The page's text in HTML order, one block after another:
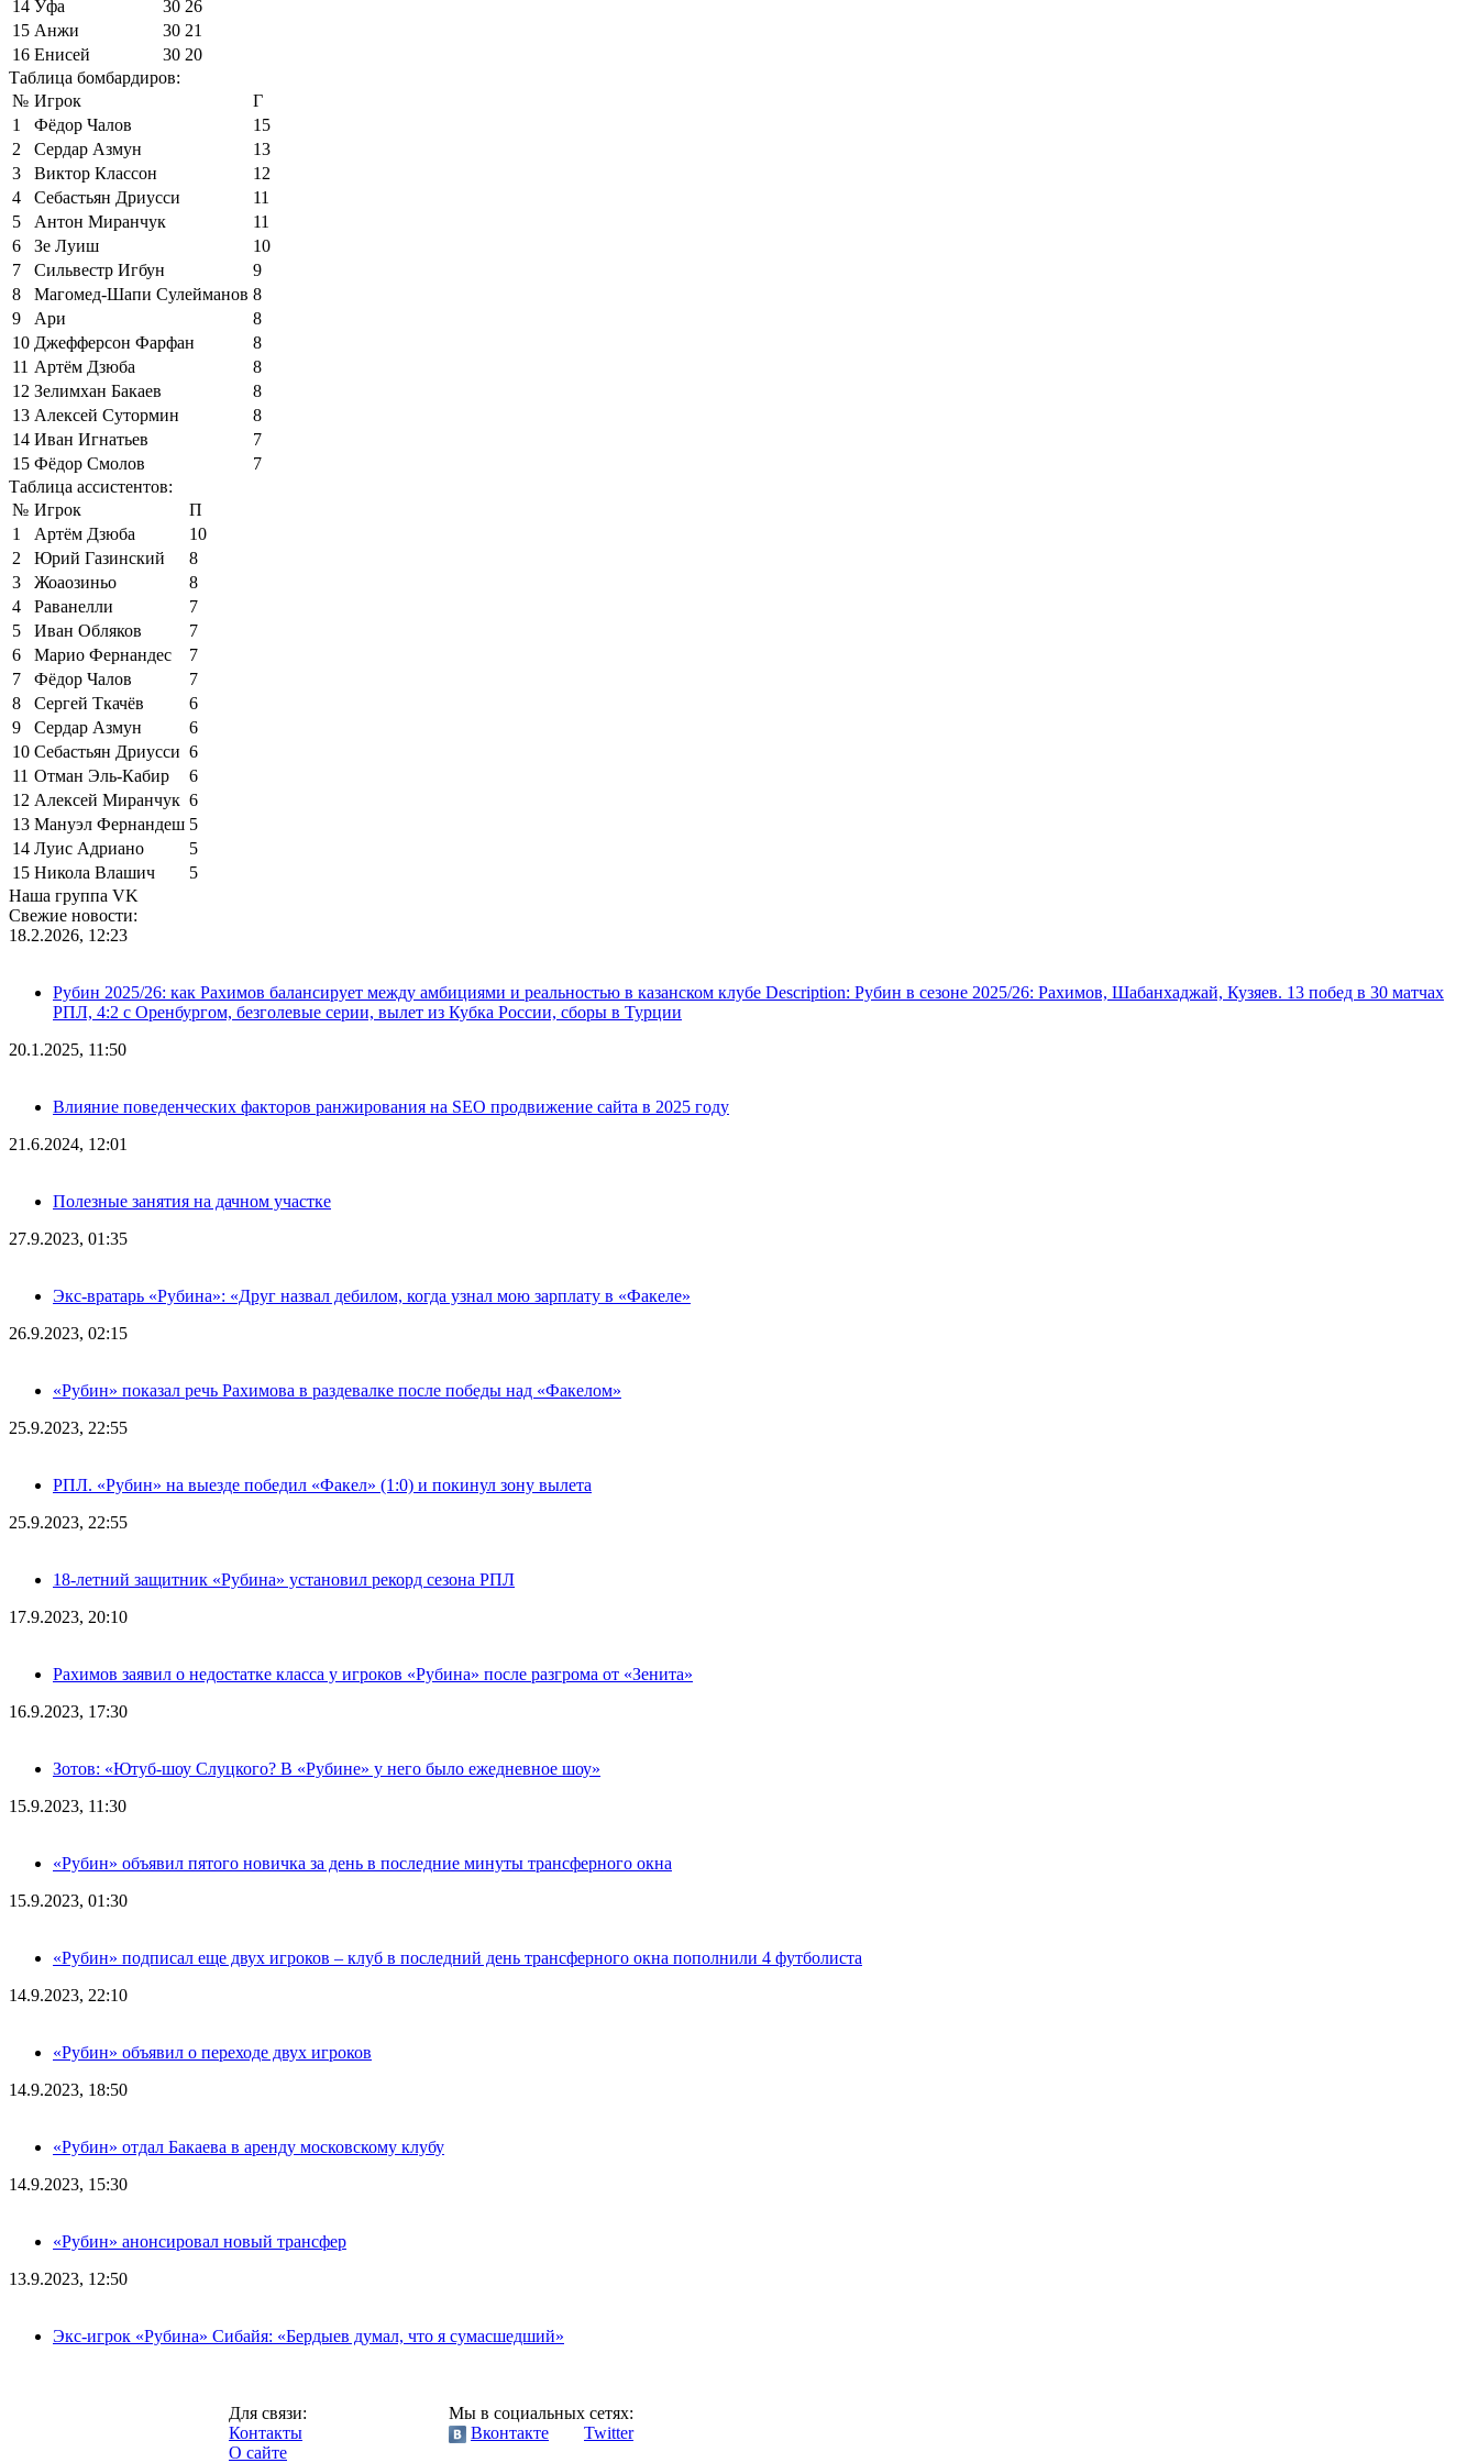
14 Уфа 30 26
15 Анжи 30 21
16 Енисей 30 20
Таблица бомбардиров:
№ Игрок
Г
1
Фёдор Чалов
15
2
Сердар Азмун
13
3
Виктор Классон
12
4
Себастьян Дриусси
11
5
Антон Миранчук
11
6
Зе Луиш
10
7
Сильвестр Игбун
9
8
Магомед-Шапи Сулейманов 8
9
Ари
8
10 Джефферсон Фарфан
8
11 Артём Дзюба
8
12 Зелимхан Бакаев
8
13 Алексей Сутормин
8
14 Иван Игнатьев
7
15 Фёдор Смолов
7
Таблица ассистентов:
№ Игрок
П
1
Артём Дзюба
10
2
Юрий Газинский
8
3
Жоаозиньо
8
4
Раванелли
7
5
Иван Обляков
7
6
Марио Фернандес
7
7
Фёдор Чалов
7
8
Сергей Ткачёв
6
9
Сердар Азмун
6
10 Себастьян Дриусси 6
11 Отман Эль-Кабир
6
12 Алексей Миранчук 6
13 Мануэл Фернандеш 5
14 Луис Адриано
5
15 Никола Влашич
5
Наша группа VK
Свежие новости:
18.2.2026, 12:23
Рубин 2025/26: как Рахимов балансирует между амбициями и реальностью в казанском клубе Description: Рубин в сезоне 2025/26: Рахимов, Шабанхаджай, Кузяев. 13 побед в 30 матчах
РПЛ, 4:2 с Оренбургом, безголевые серии, вылет из Кубка России, сборы в Турции
20.1.2025, 11:50
Влияние поведенческих факторов ранжирования на SEO продвижение сайта в 2025 году
21.6.2024, 12:01
Полезные занятия на дачном участке
27.9.2023, 01:35
Экс-вратарь «Рубина»: «Друг назвал дебилом, когда узнал мою зарплату в «Факеле»
26.9.2023, 02:15
«Рубин» показал речь Рахимова в раздевалке после победы над «Факелом»
25.9.2023, 22:55
РПЛ. «Рубин» на выезде победил «Факел» (1:0) и покинул зону вылета
25.9.2023, 22:55
18-летний защитник «Рубина» установил рекорд сезона РПЛ
17.9.2023, 20:10
Рахимов заявил о недостатке класса у игроков «Рубина» после разгрома от «Зенита»
16.9.2023, 17:30
Зотов: «Ютуб-шоу Слуцкого? В «Рубине» у него было ежедневное шоу»
15.9.2023, 11:30
«Рубин» объявил пятого новичка за день в последние минуты трансферного окна
15.9.2023, 01:30
«Рубин» подписал еще двух игроков – клуб в последний день трансферного окна пополнили 4 футболиста
14.9.2023, 22:10
«Рубин» объявил о переходе двух игроков
14.9.2023, 18:50
«Рубин» отдал Бакаева в аренду московскому клубу
14.9.2023, 15:30
«Рубин» анонсировал новый трансфер
13.9.2023, 12:50
Экс-игрок «Рубина» Сибайя: «Бердыев думал, что я сумасшедший»
Для связи:
Контакты
О сайте
Мы в социальных сетях:
Вконтакте
Twitter